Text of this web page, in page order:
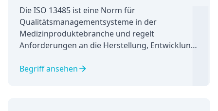
Die ISO 13485 ist eine Norm für
Qualitätsmanagementsysteme in der
Medizinproduktebranche und regelt
Anforderungen an die Herstellung, Entwicklung
Begriff ansehen